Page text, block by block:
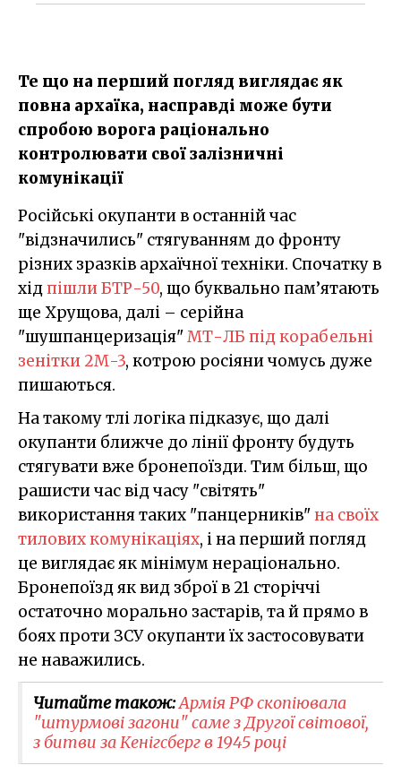
Те що на перший погляд виглядає як
повна архаїка, насправді може бути
спробою ворога раціонально
контролювати свої залізничні
комунікації
Російські окупанти в останній час
"відзначились" стягуванням до фронту
різних зразків архаїчної техніки. Спочатку в
хідпішли БТР-50, що буквально пам’ятають
ще Хрущова, далі – серійна
"шушпанцеризація"МТ-ЛБ під корабельні
зенітки 2М-3, котрою росіяни чомусь дуже
пишаються.
На такому тлі логіка підказує, що далі
окупанти ближче до лінії фронту будуть
стягувати вже бронепоїзди. Тим більш, що
рашисти час від часу "світять"
використання таких "панцерників"на своїх
тилових комунікаціях, і на перший погляд
це виглядає як мінімум нераціонально.
Бронепоїзд як вид зброї в 21 сторіччі
остаточно морально застарів, та й прямо в
боях проти ЗСУ окупанти їх застосовувати
не наважились.
Читайте також:Армія РФ скопіювала
"штурмові загони" саме з Другої світової,
з битви за Кенігсберг в 1945 році